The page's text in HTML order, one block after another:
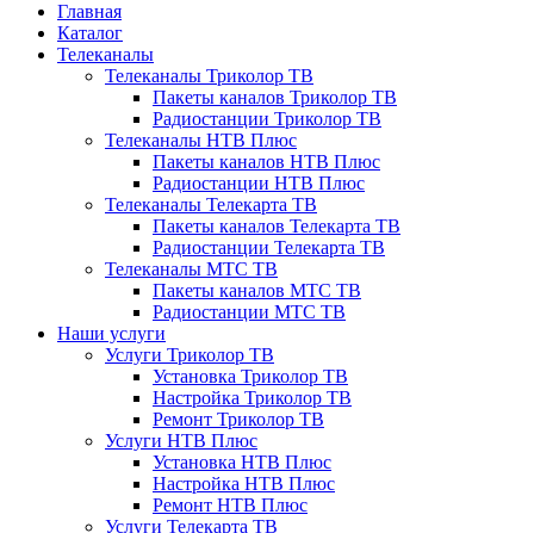
Главная
Каталог
Телеканалы
Телеканалы Триколор ТВ
Пакеты каналов Триколор ТВ
Радиостанции Триколор ТВ
Телеканалы НТВ Плюс
Пакеты каналов НТВ Плюс
Радиостанции НТВ Плюс
Телеканалы Телекарта ТВ
Пакеты каналов Телекарта ТВ
Радиостанции Телекарта ТВ
Телеканалы МТС ТВ
Пакеты каналов МТС ТВ
Радиостанции МТС ТВ
Наши услуги
Услуги Триколор ТВ
Установка Триколор ТВ
Настройка Триколор ТВ
Ремонт Триколор ТВ
Услуги НТВ Плюс
Установка НТВ Плюс
Настройка НТВ Плюс
Ремонт НТВ Плюс
Услуги Телекарта ТВ